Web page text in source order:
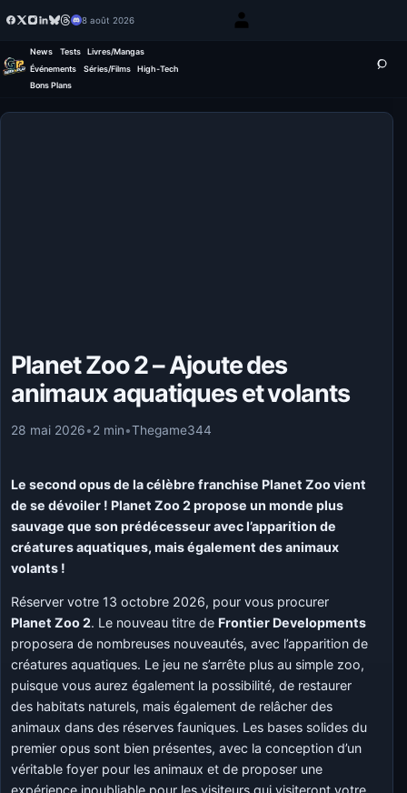
8 août 2026
News Tests
Livres/Mangas
Événements
Séries/Films
High-Tech
Bons Plans
Planet Zoo 2 – Ajoute des
animaux aquatiques et volants
28 mai 2026•2 min•Thegame344
Le second opus de la célèbre franchise Planet Zoo vient
de se dévoiler ! Planet Zoo 2 propose un monde plus
sauvage que son prédécesseur avec l’apparition de
créatures aquatiques, mais également des animaux
volants !
Réserver votre 13 octobre 2026, pour vous procurer
Planet Zoo 2. Le nouveau titre de Frontier Developments
proposera de nombreuses nouveautés, avec l’apparition de
créatures aquatiques. Le jeu ne s’arrête plus au simple zoo,
puisque vous aurez également la possibilité, de restaurer
des habitats naturels, mais également de relâcher des
animaux dans des réserves fauniques. Les bases solides du
premier opus sont bien présentes, avec la conception d’un
véritable foyer pour les animaux et de proposer une